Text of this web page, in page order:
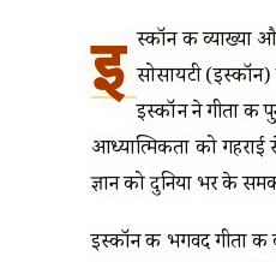
इ स्कॉन की व्याख्या
सोसायटी (इस्कॉन)
इस्कॉन ने गीता की
आध्यात्मिकता को गहराई
ज्ञान को दुनिया भर के
इस्कॉन की भगवद गीता की